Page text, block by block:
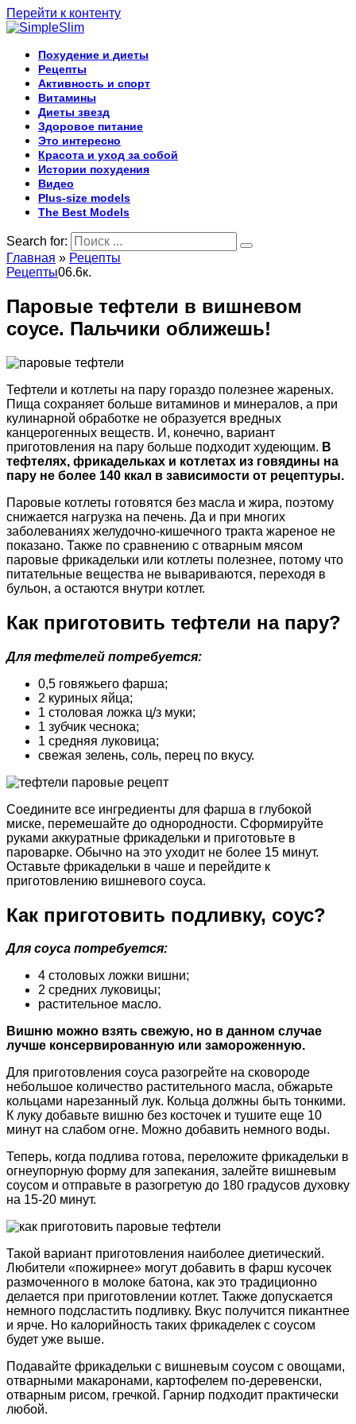
Перейти к контенту
Похудение и диеты
Рецепты
Активность и спорт
Витамины
Диеты звезд
Здоровое питание
Это интересно
Красота и уход за собой
Истории похудения
Видео
Plus-size models
The Best Models
Search for:
Главная » Рецепты
Рецепты06.6к.
Паровые тефтели в вишневом
соусе. Пальчики оближешь!
Тефтели и котлеты на пару гораздо полезнее жареных.
Пища сохраняет больше витаминов и минералов, а при
кулинарной обработке не образуется вредных
канцерогенных веществ. И, конечно, вариант
приготовления на пару больше подходит худеющим. В
тефтелях, фрикадельках и котлетах из говядины на
пару не более 140 ккал в зависимости от рецептуры.
Паровые котлеты готовятся без масла и жира, поэтому
снижается нагрузка на печень. Да и при многих
заболеваниях желудочно-кишечного тракта жареное не
показано. Также по сравнению с отварным мясом
паровые фрикадельки или котлеты полезнее, потому что
питательные вещества не вывариваются, переходя в
бульон, а остаются внутри котлет.
Как приготовить тефтели на пару?
Для тефтелей потребуется:
0,5 говяжьего фарша;
2 куриных яйца;
1 столовая ложка ц/з муки;
1 зубчик чеснока;
1 средняя луковица;
свежая зелень, соль, перец по вкусу.
Соедините все ингредиенты для фарша в глубокой
миске, перемешайте до однородности. Сформируйте
руками аккуратные фрикадельки и приготовьте в
пароварке. Обычно на это уходит не более 15 минут.
Оставьте фрикадельки в чаше и перейдите к
приготовлению вишневого соуса.
Как приготовить подливку, соус?
Для соуса потребуется:
4 столовых ложки вишни;
2 средних луковицы;
растительное масло.
Вишню можно взять свежую, но в данном случае
лучше консервированную или замороженную.
Для приготовления соуса разогрейте на сковороде
небольшое количество растительного масла, обжарьте
кольцами нарезанный лук. Кольца должны быть тонкими.
К луку добавьте вишню без косточек и тушите еще 10
минут на слабом огне. Можно добавить немного воды.
Теперь, когда подлива готова, переложите фрикадельки в
огнеупорную форму для запекания, залейте вишневым
соусом и отправьте в разогретую до 180 градусов духовку
на 15-20 минут.
Такой вариант приготовления наиболее диетический.
Любители «пожирнее» могут добавить в фарш кусочек
размоченного в молоке батона, как это традиционно
делается при приготовлении котлет. Также допускается
немного подсластить подливку. Вкус получится пикантнее
и ярче. Но калорийность таких фрикаделек с соусом
будет уже выше.
Подавайте фрикадельки с вишневым соусом с овощами,
отварными макаронами, картофелем по-деревенски,
отварным рисом, гречкой. Гарнир подходит практически
любой.